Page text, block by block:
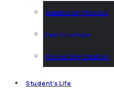
Admission Process
Fee Structure
Online Registration
Student’s Life